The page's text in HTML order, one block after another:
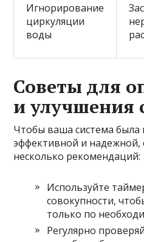
Игнорирование
циркуляции
воды
Советы для
и улучшения
Чтобы ваша система была
эффективной и надежной,
несколько рекомендаций:
Используйте
совокупности,
только по
Регулярно